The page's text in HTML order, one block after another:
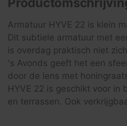
Armatuur HYVE 22 is klein
Dit subtiele armatuur met
is overdag praktisch niet
's Avonds geeft het een
door de lens met
HYVE 22 is geschikt voor in
en terrassen. Ook